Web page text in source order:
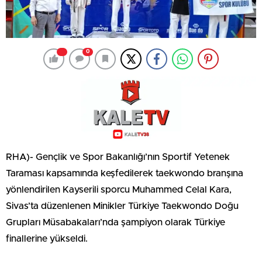
0
RHA)- Gençlik ve Spor Bakanlığı’nın Sportif Yetenek
Taraması kapsamında keşfedilerek taekwondo branşına
yönlendirilen Kayserili sporcu Muhammed Celal Kara,
Sivas’ta düzenlenen Minikler Türkiye Taekwondo Doğu
Grupları Müsabakaları’nda şampiyon olarak Türkiye
finallerine yükseldi.